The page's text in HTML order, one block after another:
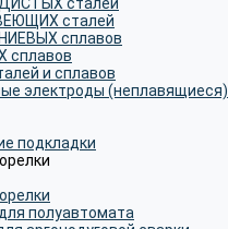
сталей
сплавов
и сплавов
электроды (неплавящиеся)
подкладки
полуавтомата